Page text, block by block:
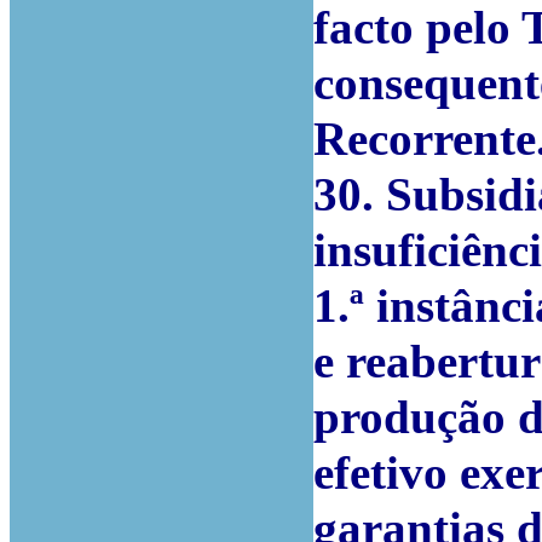
facto pelo
30.
1.ª
e
produção
efetivo
garantias